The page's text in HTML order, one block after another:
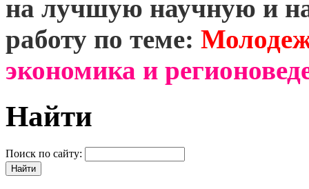
на лучшую научную и
работу по теме:
экономика и
Найти
Поиск по сайту: